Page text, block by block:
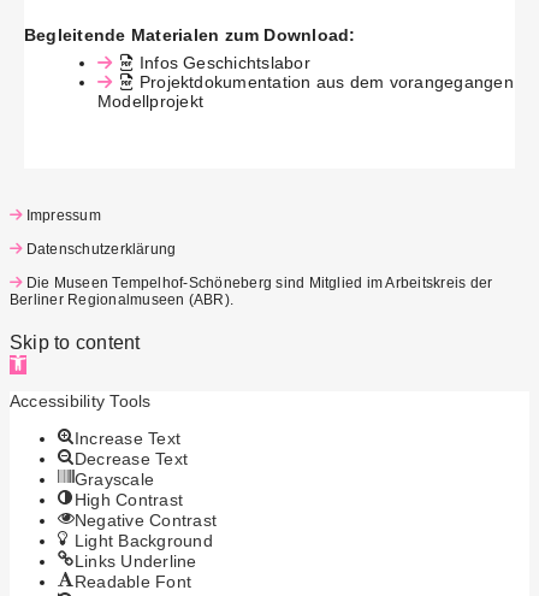
Begleitende Materialen zum Download:
Infos Geschichtslabor
Projektdokumentation aus dem vorangegangen
Modellprojekt
Impressum
Datenschutzerklärung
Die Museen Tempelhof-Schöneberg sind Mitglied im Arbeitskreis der
Berliner Regionalmuseen (ABR).
Skip to content
Open toolbar
Accessibility Tools
Increase Text
Decrease Text
Grayscale
High Contrast
Negative Contrast
Light Background
Links Underline
Readable Font